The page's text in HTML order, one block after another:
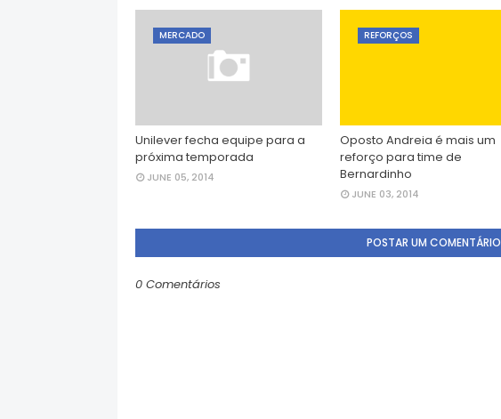
MERCADO
Unilever fecha equipe para a
próxima temporada
JUNE 05, 2014
REFORÇOS
Oposto Andreia é mais um
reforço para time de
Bernardinho
JUNE 03, 2014
POSTAR UM COMENTÁRIO
0 Comentários